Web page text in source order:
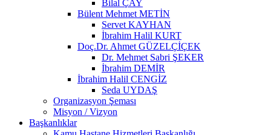
Bilal ÇAY
Bülent Mehmet METİN
Servet KAYHAN
İbrahim Halil KURT
Doç.Dr. Ahmet GÜZELÇİÇEK
Dr. Mehmet Sabri ŞEKER
İbrahim DEMİR
İbrahim Halil CENGİZ
Seda UYDAŞ
Organizasyon Şeması
Misyon / Vizyon
Başkanlıklar